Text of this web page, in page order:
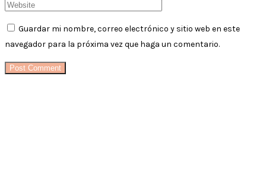
Guardar mi nombre, correo electrónico y sitio web en este
navegador para la próxima vez que haga un comentario.